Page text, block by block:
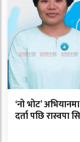
‘नो भोट’
दर्ता पछि रास्वपा